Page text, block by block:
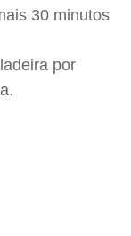
30 minutos
por